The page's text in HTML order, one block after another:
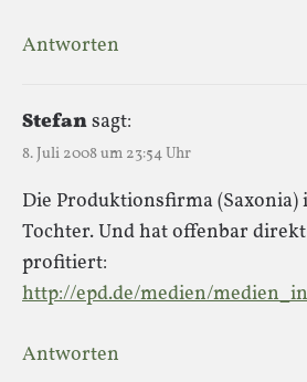
Antworten
Stefansagt:
8. Juli 2008 um 23:54 Uhr
Die Produktionsfirma (Saxonia)
Tochter. Und hat offenbar
profitiert:
http://epd.de/medien/
Antworten